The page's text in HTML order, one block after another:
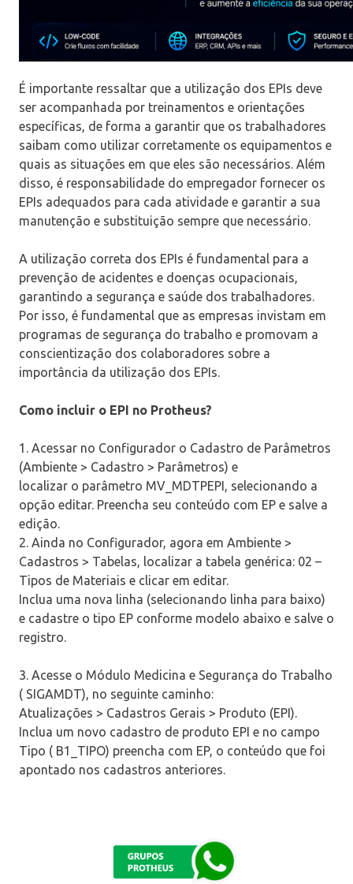
É importante ressaltar que a utilização dos EPIs deve
ser acompanhada por treinamentos e orientações
específicas, de forma a garantir que os trabalhadores
saibam como utilizar corretamente os equipamentos e
quais as situações em que eles são necessários. Além
disso, é responsabilidade do empregador fornecer os
EPIs adequados para cada atividade e garantir a sua
manutenção e substituição sempre que necessário.
A utilização correta dos EPIs é fundamental para a
prevenção de acidentes e doenças ocupacionais,
garantindo a segurança e saúde dos trabalhadores.
Por isso, é fundamental que as empresas invistam em
programas de segurança do trabalho e promovam a
conscientização dos colaboradores sobre a
importância da utilização dos EPIs.
Como incluir o EPI no Protheus?
1. Acessar no Configurador o Cadastro de Parâmetros
(Ambiente > Cadastro > Parâmetros) e
localizar o parâmetro MV_MDTPEPI, selecionando a
opção editar. Preencha seu conteúdo com EP e salve a
edição.
2. Ainda no Configurador, agora em Ambiente >
Cadastros > Tabelas, localizar a tabela genérica: 02 –
Tipos de Materiais e clicar em editar.
Inclua uma nova linha (selecionando linha para baixo)
e cadastre o tipo EP conforme modelo abaixo e salve o
registro.
3. Acesse o Módulo Medicina e Segurança do Trabalho
( SIGAMDT), no seguinte caminho:
Atualizações > Cadastros Gerais > Produto (EPI).
Inclua um novo cadastro de produto EPI e no campo
Tipo ( B1_TIPO) preencha com EP, o conteúdo que foi
apontado nos cadastros anteriores.